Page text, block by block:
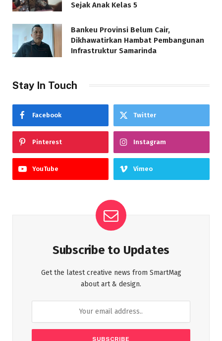
Sejak Anak Kelas 5
Bankeu Provinsi Belum Cair,
Dikhawatirkan Hambat Pembangunan
Infrastruktur Samarinda
Stay In Touch
Facebook Twitter
Pinterest Instagram
YouTube Vimeo
Subscribe to Updates
Get the latest creative news from SmartMag
about art & design.